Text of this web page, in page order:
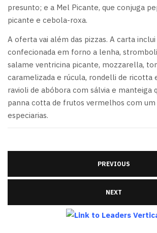
presunto; e a Mel Picante, que conjuga
picante e cebola-roxa.
A oferta vai além das pizzas. A carta inclui
confecionada em forno a lenha,
salame ventricina picante, mozzarella,
caramelizada e rúcula, rondelli de ricotta
ravioli de abóbora com sálvia e manteiga
panna cotta de frutos vermelhos com
especiarias.
PREVIOUS
NEXT